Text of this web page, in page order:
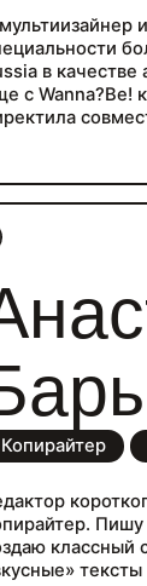
в качестве
с Wanna?Be!
2 года
в 12
Далее
Копирайтер
классный